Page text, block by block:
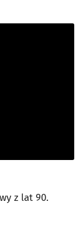
z lat 90.